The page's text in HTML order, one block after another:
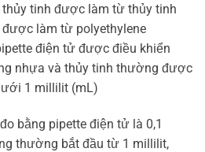
tinh được làm từ thủy tinh
làm từ polyethylene
điện tử được điều khiển
nhựa và thủy tinh thường được
1 millilit (mL)
bằng pipette điện tử là 0,1
thường bắt đầu từ 1 millilit,